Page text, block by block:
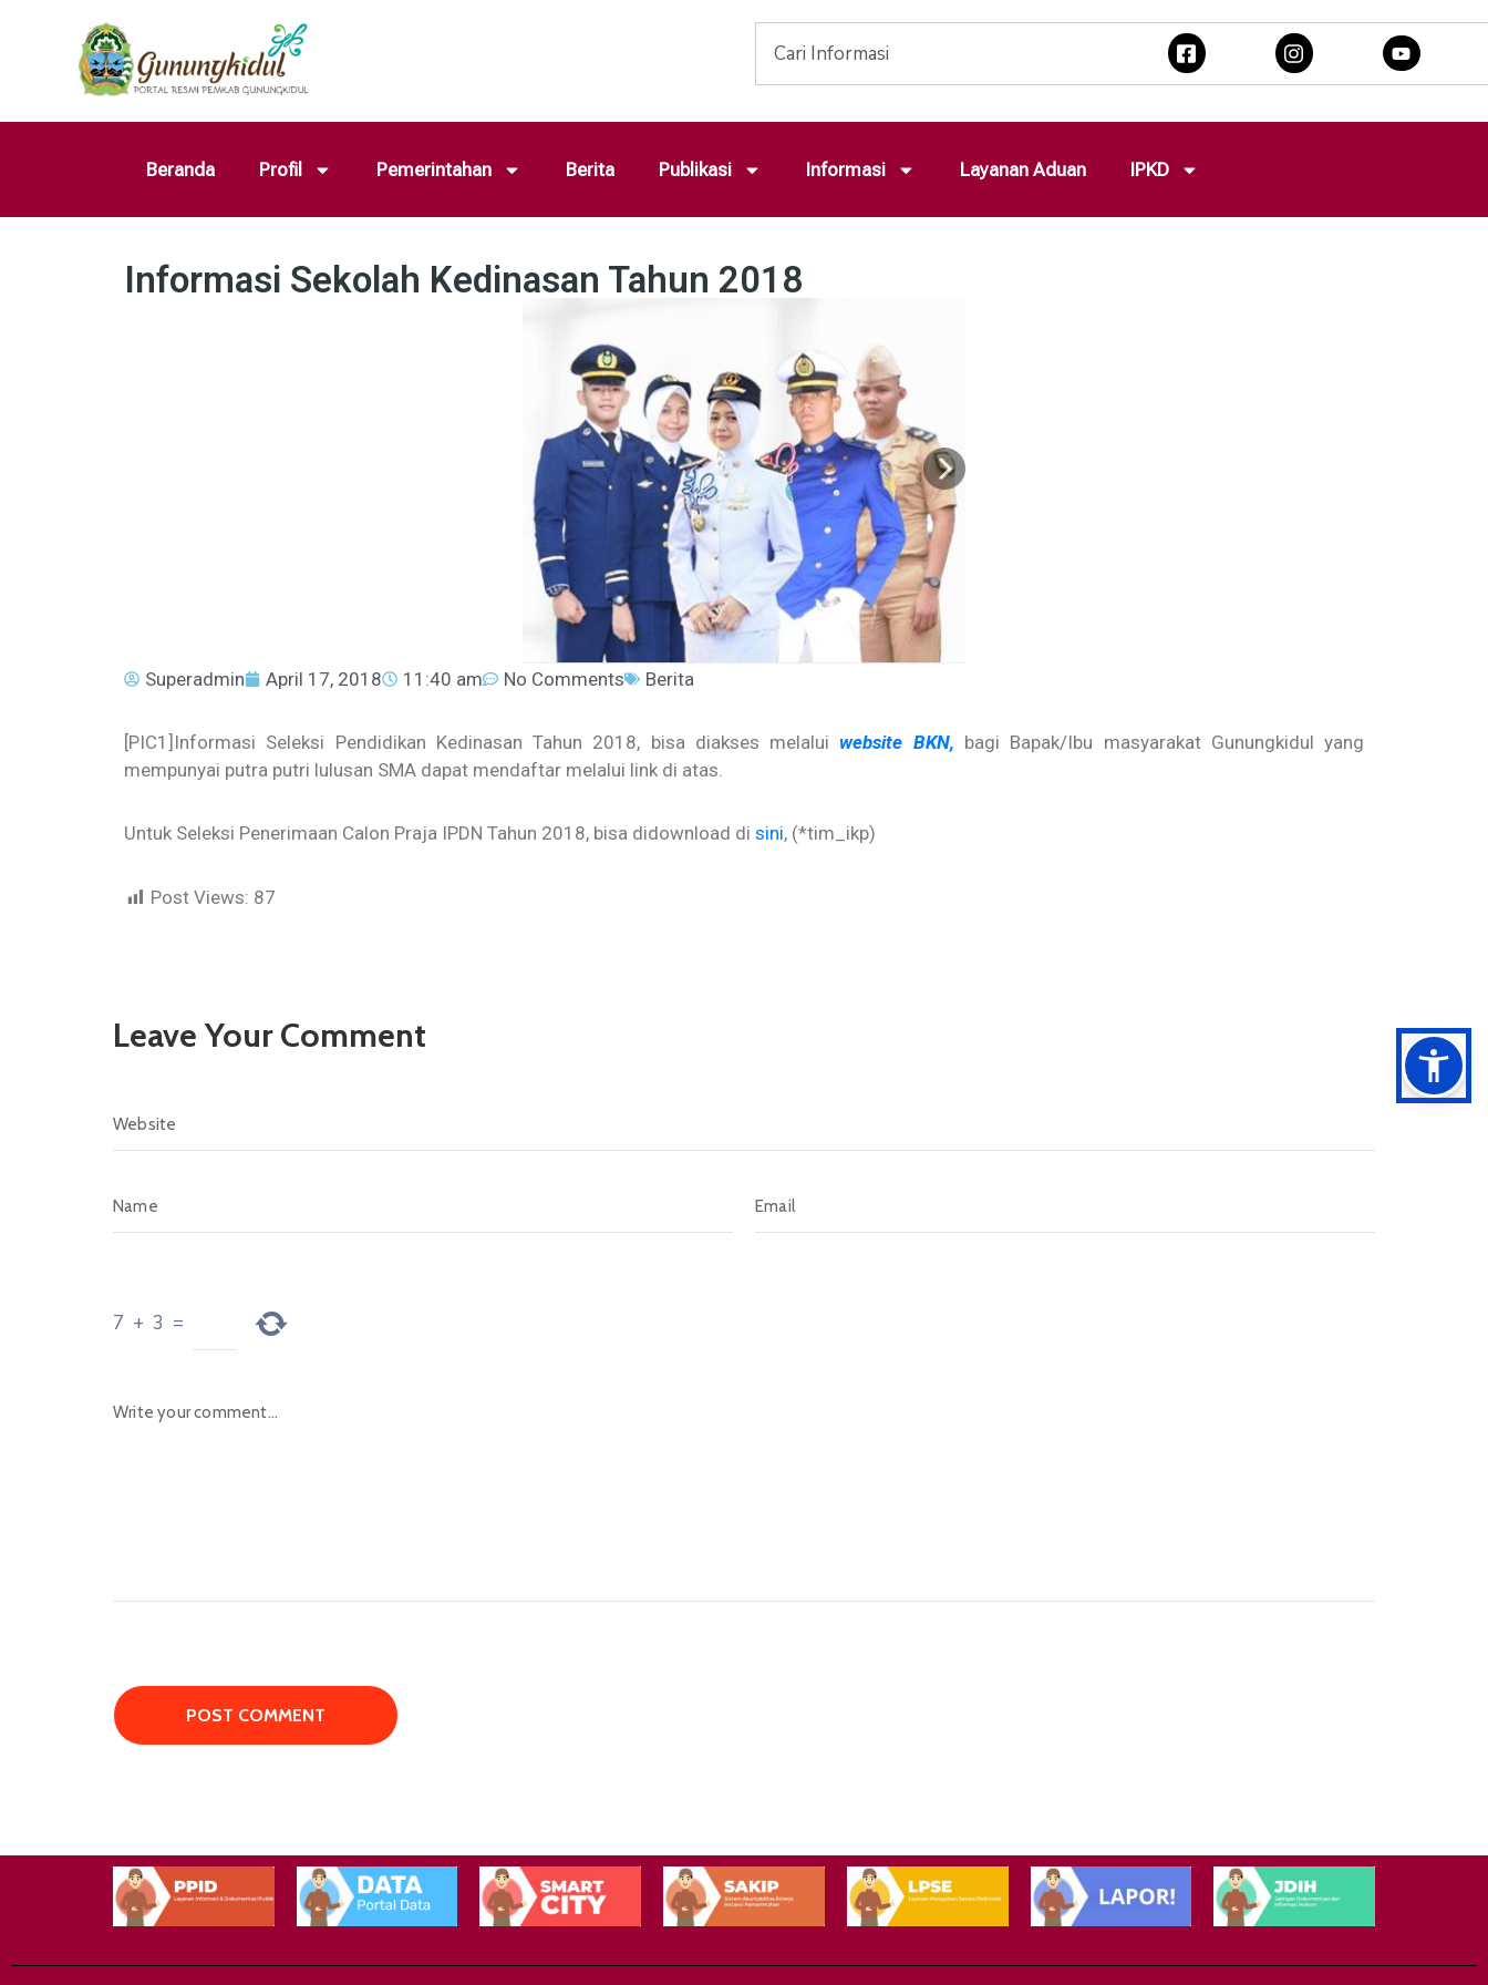
Beranda Profil Pemerintahan Berita Publikasi Informasi Layanan Aduan IPKD
Informasi Sekolah Kedinasan Tahun 2018
Superadmin April 17, 2018 11:40 am No Comments Berita
[PIC1]Informasi Seleksi Pendidikan Kedinasan Tahun 2018, bisa diakses melalui website BKN, bagi Bapak/Ibu masyarakat Gunungkidul yang
mempunyai putra putri lulusan SMA dapat mendaftar melalui link di atas.
Untuk Seleksi Penerimaan Calon Praja IPDN Tahun 2018, bisa didownload di sini, (*tim_ikp)
Post Views: 87
Leave Your Comment
7 + 3 =